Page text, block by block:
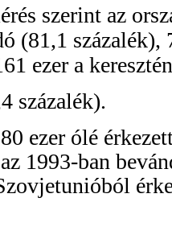
szerint az
(81,1 százalék),
ezer a
százalék).
ezer ólé
1993-ban